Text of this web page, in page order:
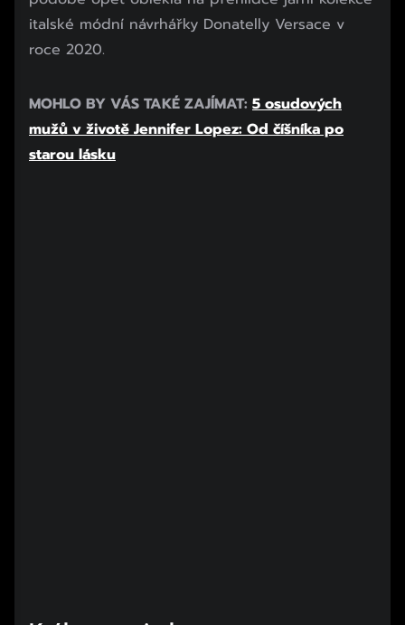
italské módní návrhářky Donatelly Versace v
roce 2020.
Začátek reklamy
Konec reklamy
MOHLO BY VÁS TAKÉ ZAJÍMAT: 5 osudových
mužů v životě Jennifer Lopez: Od číšníka po
starou lásku